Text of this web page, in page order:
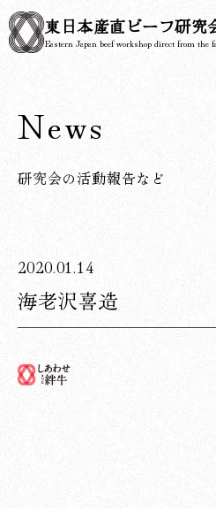
東日本産直ビーフ研究
Eastern Japan beef workshop direct from the
News
研究会の活動報告など
2020.01.14
海老沢喜造